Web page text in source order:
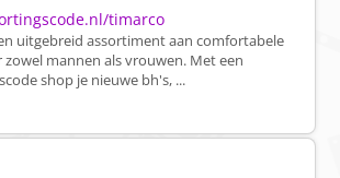
timarco
uitgebreid assortiment aan comfortabele
mannen als vrouwen. Met een
shop je nieuwe bh's, ...